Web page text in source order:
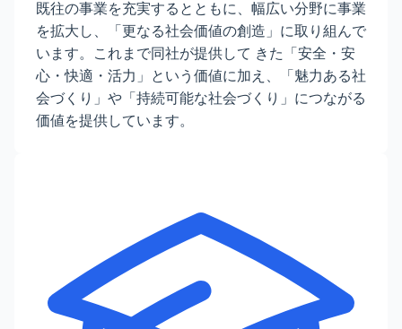
既往の事業を充実するとともに、幅広い分野に事業
を拡大し、「更なる社会価値の創造」に取り組んで
います。これまで同社が提供して きた「安全・安
心・快適・活力」という価値に加え、「魅力ある社
会づくり」や「持続可能な社会づくり」につながる
価値を提供しています。